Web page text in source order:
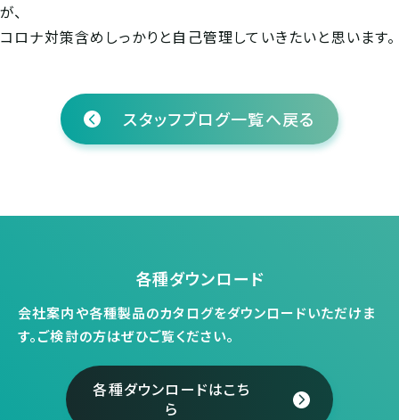
が、
コロナ対策含めしっかりと自己管理していきたいと思います。
スタッフブログ一覧へ戻る
各種ダウンロード
会社案内や各種製品のカタログをダウンロードいただけま
す。ご検討の方はぜひご覧ください。
各種ダウンロードはこち
ら